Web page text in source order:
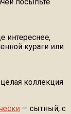
посыпьте
интереснее,
кураги или
коллекция
— сытный, с